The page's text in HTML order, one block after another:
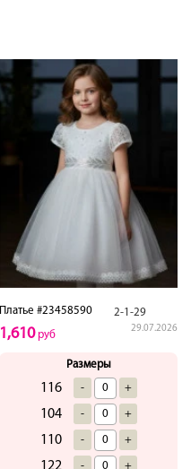
Платье #23458590 2-1-29
29.07.2026
1,610руб
Размеры
116 - +
104 - +
110 - +
- +